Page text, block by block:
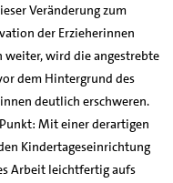
Veränderung zum
der Erzieherinnen
weiter, wird die angestrebte
dem Hintergrund des
deutlich erschweren.
Mit einer derartigen
Kindertageseinrichtung
Arbeit leichtfertig aufs